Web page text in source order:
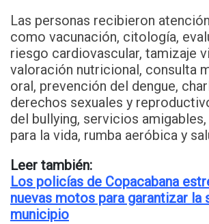
Las personas recibieron
como vacunación, citología,
riesgo cardiovascular, tamizaje
valoración nutricional, consulta
oral, prevención del dengue,
derechos sexuales y
del bullying, servicios
para la vida, rumba aeróbica y
Leer también:
Los policías de Copacabana
nuevas motos para garantizar la
municipio